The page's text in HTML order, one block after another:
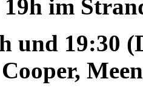
19h im
und 19:30